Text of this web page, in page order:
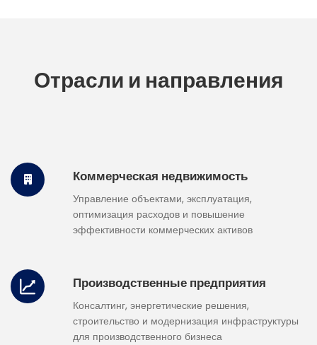
Отрасли и направления
Коммерческая недвижимость
Управление объектами, эксплуатация,
оптимизация расходов и повышение
эффективности коммерческих активов
Производственные предприятия
Консалтинг, энергетические решения,
строительство и модернизация инфраструктуры
для производственного бизнеса